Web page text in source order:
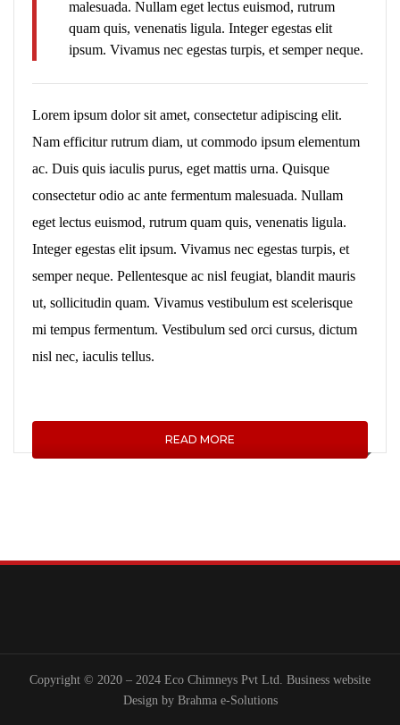
malesuada. Nullam eget lectus euismod, rutrum
quam quis, venenatis ligula. Integer egestas elit
ipsum. Vivamus nec egestas turpis, et semper neque.
Lorem ipsum dolor sit amet, consectetur adipiscing elit.
Nam efficitur rutrum diam, ut commodo ipsum elementum
ac. Duis quis iaculis purus, eget mattis urna. Quisque
consectetur odio ac ante fermentum malesuada. Nullam
eget lectus euismod, rutrum quam quis, venenatis ligula.
Integer egestas elit ipsum. Vivamus nec egestas turpis, et
semper neque. Pellentesque ac nisl feugiat, blandit mauris
ut, sollicitudin quam. Vivamus vestibulum est scelerisque
mi tempus fermentum. Vestibulum sed orci cursus, dictum
nisl nec, iaculis tellus.
READ MORE
Copyright © 2020 – 2024 Eco Chimneys Pvt Ltd. Business website
Design by Brahma e-Solutions